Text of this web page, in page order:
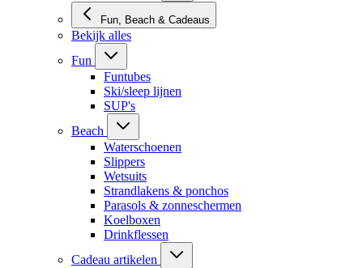
Fun, Beach & Cadeaus
Bekijk alles
Fun
Funtubes
Ski/sleep lijnen
SUP's
Beach
Waterschoenen
Slippers
Wetsuits
Strandlakens & ponchos
Parasols & zonneschermen
Koelboxen
Drinkflessen
Cadeau artikelen